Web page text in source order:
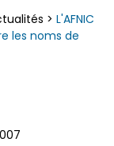
> L'AFNIC
les noms de